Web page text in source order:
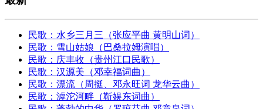
民歌：水乡三月三（张应平曲 黄明山词）
民歌：雪山姑娘（巴桑拉姆演唱）
民歌：庆丰收（贵州江口民歌）
民歌：汉源美（邓幸福词曲）
民歌：漂流（周挺、邓永旺词 龙华云曲）
民歌：滹沱河畔（靳娱东词曲）